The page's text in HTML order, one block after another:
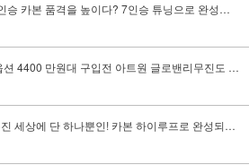
품격을 높이다? 7인승 튜닝으로 완성되는 글로밴리무진
만원대 구입전 아트원 글로밴리무진도 검토대상?
에 단 하나뿐인! 카본 하이루프로 완성되는 글로밴리무진